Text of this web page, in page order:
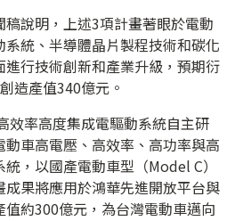
說明，上述3項計畫著眼於電動
統、半導體晶片製程技術和碳化
行技術創新和產業升級，預期衍
造產值340億元。
效率高度集成電驅動系統自主研
車高電壓、高效率、高功率與高
，以國產電動車型（Model C）
果將應用於鴻華先進開放平台與
約300億元，為台灣電動車邁向